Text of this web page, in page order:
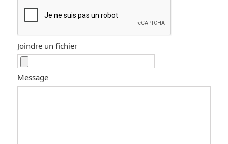
Joindre un fichier
Message